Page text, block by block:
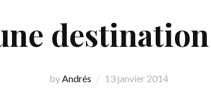
byAndrés 13 janvier 2014